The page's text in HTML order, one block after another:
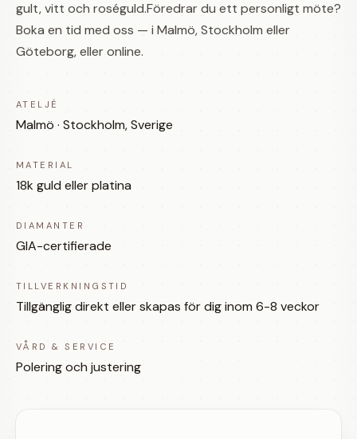
gult, vitt och roséguld.Föredrar du ett personligt möte?
Boka en tid med oss — i Malmö, Stockholm eller
Göteborg, eller online.
ATELJÉ
Malmö · Stockholm, Sverige
MATERIAL
18k guld eller platina
DIAMANTER
GIA-certifierade
TILLVERKNINGSTID
Tillgänglig direkt eller skapas för dig inom 6-8 veckor
VÅRD & SERVICE
Polering och justering